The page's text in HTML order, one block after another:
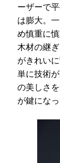
ーザーで
は膨大。
め慎重に
木材の継
がきれい
単に技術
の美しさ
が鍵にな